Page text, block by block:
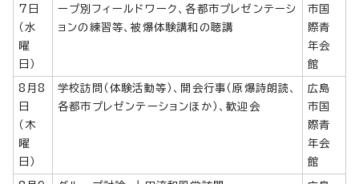
7日
（水
曜
日）
ープ別フィールドワーク、各都市プレゼンテーシ
ョンの練習等、被爆体験講和の聴講
市国
際青
年会
館
8月8
日
（木
曜
日）
学校訪問（体験活動等）、開会行事（原爆詩朗読、
各都市プレゼンテーションほか）、歓迎会
広島
市国
際青
年会
館